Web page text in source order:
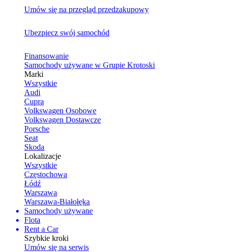
Umów się na przegląd przedzakupowy
Ubezpiecz swój samochód
Finansowanie
Samochody używane w Grupie Krotoski
Marki
Wszystkie
Audi
Cupra
Volkswagen Osobowe
Volkswagen Dostawcze
Porsche
Seat
Skoda
Lokalizacje
Wszystkie
Częstochowa
Łódź
Warszawa
Warszawa-Białołęka
Samochody używane
Flota
Rent a Car
Szybkie kroki
Umów się na serwis